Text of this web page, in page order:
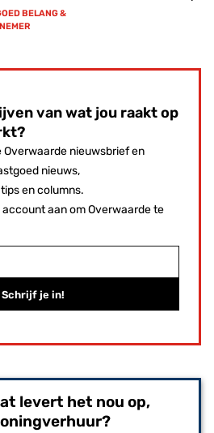
BELANG &
van wat jou raakt op
nieuwsbrief en
nieuws,
en columns.
aan om Overwaarde te
Schrijf je in!
levert het nou op,